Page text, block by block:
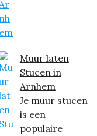
Muur laten
Stucen in
Arnhem
Je muur stucen
is een
populaire